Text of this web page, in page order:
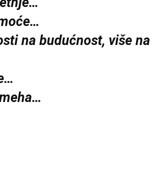
na budućnost, više na